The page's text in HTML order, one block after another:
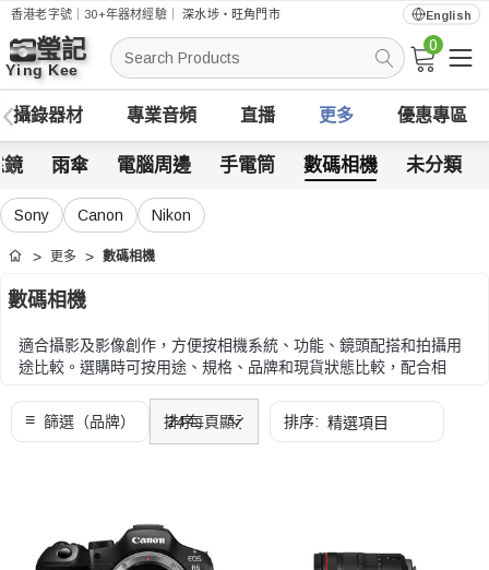
香港老字號｜30+年器材經驗｜深水埗・旺角門市 English
搜
索
0
攝錄器材 專業音頻 直播 更多 優惠專區
鏡 雨傘 電腦周邊 手電筒 數碼相機 未分類
Sony Canon Nikon
首頁 更多 數碼相機
數碼相機
適合攝影及影像創作，方便按相機系統、功能、鏡頭配搭和拍攝用
途比較。選購時可按用途、規格、品牌和現貨狀態比較，配合相
選購時可按用途、規格、品牌和現貨狀態比較，配合相機、影片或
日常工作流程需要。